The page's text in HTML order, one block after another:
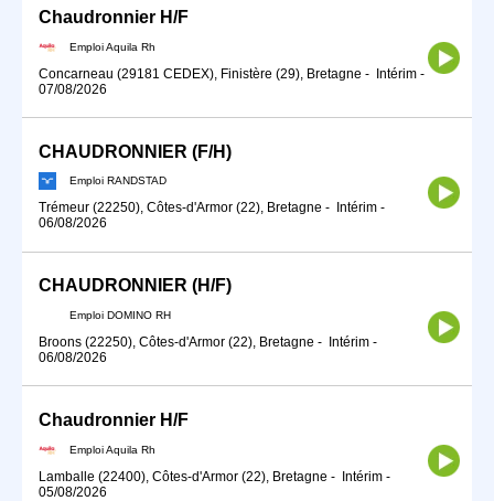
Chaudronnier H/F
Emploi Aquila Rh
Concarneau (29181 CEDEX), Finistère (29), Bretagne - Intérim -
07/08/2026
CHAUDRONNIER (F/H)
Emploi RANDSTAD
Trémeur (22250), Côtes-d'Armor (22), Bretagne - Intérim -
06/08/2026
CHAUDRONNIER (H/F)
Emploi DOMINO RH
Broons (22250), Côtes-d'Armor (22), Bretagne - Intérim -
06/08/2026
Chaudronnier H/F
Emploi Aquila Rh
Lamballe (22400), Côtes-d'Armor (22), Bretagne - Intérim -
05/08/2026